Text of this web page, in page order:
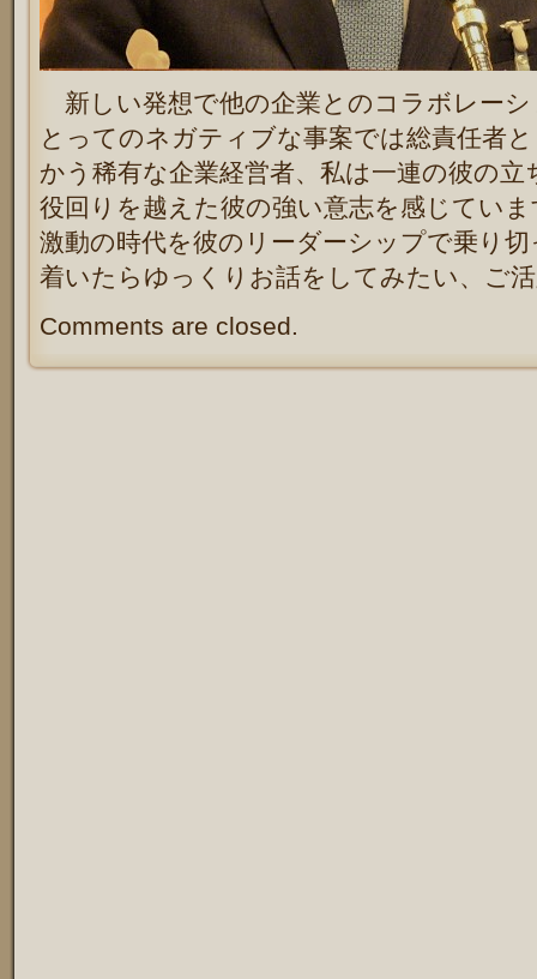
新しい発想で他の企業とのコラボレー
とってのネガティブな事案では総責任者
かう稀有な企業経営者、私は一連の彼の
役回りを越えた彼の強い意志を感じてい
激動の時代を彼のリーダーシップで乗り
着いたらゆっくりお話をしてみたい、ご
Comments are closed.